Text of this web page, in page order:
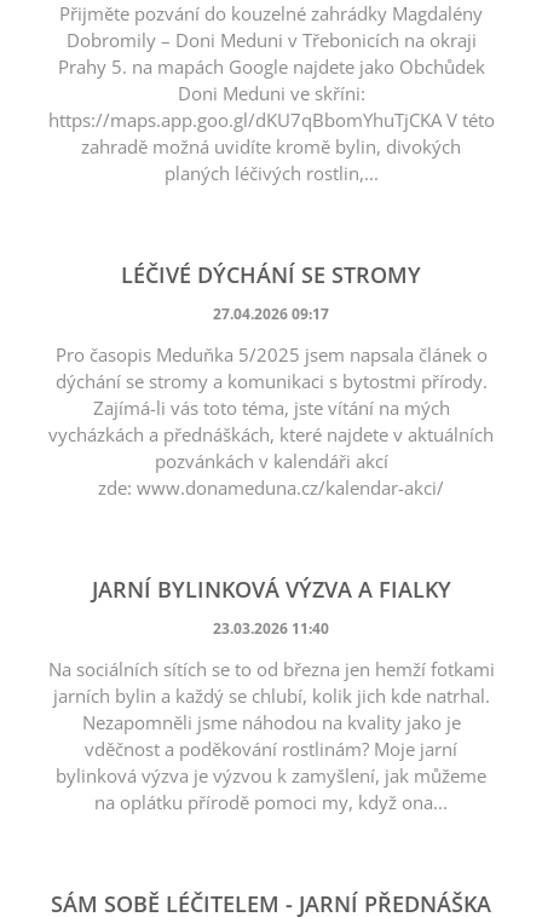
Přijměte pozvání do kouzelné zahrádky Magdalény
Dobromily – Doni Meduni v Třebonicích na okraji
Prahy 5. na mapách Google najdete jako Obchůdek
Doni Meduni ve skříni:
https://maps.app.goo.gl/dKU7qBbomYhuTjCKA V této
zahradě možná uvidíte kromě bylin, divokých
planých léčivých rostlin,...
LÉČIVÉ DÝCHÁNÍ SE STROMY
27.04.2026 09:17
Pro časopis Meduňka 5/2025 jsem napsala článek o
dýchání se stromy a komunikaci s bytostmi přírody.
Zajímá-li vás toto téma, jste vítání na mých
vycházkách a přednáškách, které najdete v aktuálních
pozvánkách v kalendáři akcí
zde: www.donameduna.cz/kalendar-akci/
JARNÍ BYLINKOVÁ VÝZVA A FIALKY
23.03.2026 11:40
Na sociálních sítích se to od března jen hemží fotkami
jarních bylin a každý se chlubí, kolik jich kde natrhal.
Nezapomněli jsme náhodou na kvality jako je
vděčnost a poděkování rostlinám? Moje jarní
bylinková výzva je výzvou k zamyšlení, jak můžeme
na oplátku přírodě pomoci my, když ona...
SÁM SOBĚ LÉČITELEM - JARNÍ PŘEDNÁŠKA